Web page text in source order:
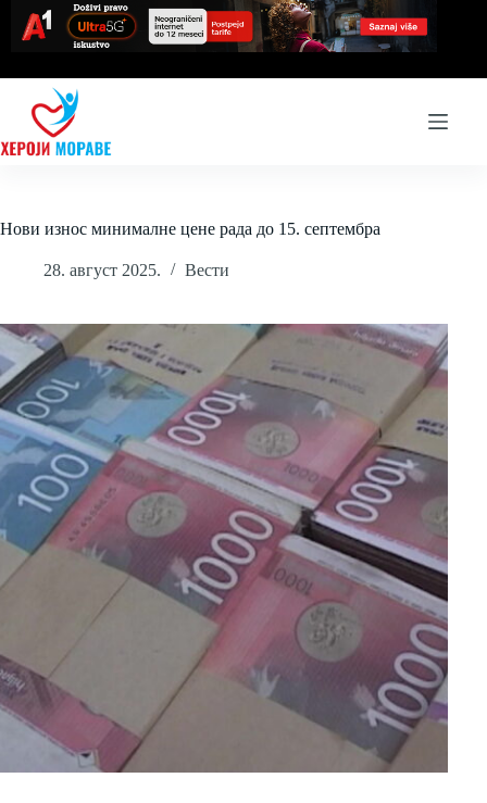
content
Нови износ минималне цене рада до 15. септембра
28. август 2025. Вести